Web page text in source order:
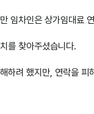
임차인은 상가임대료
를 찾아주셨습니다.
하려 했지만, 연락을